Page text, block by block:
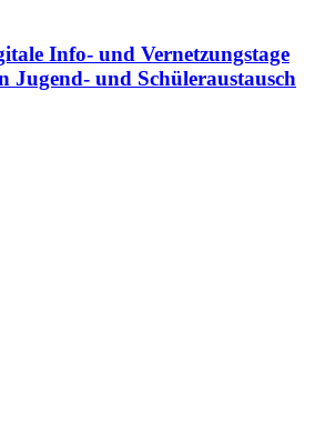
Info- und Vernetzungstage
Jugend- und Schüleraustausch